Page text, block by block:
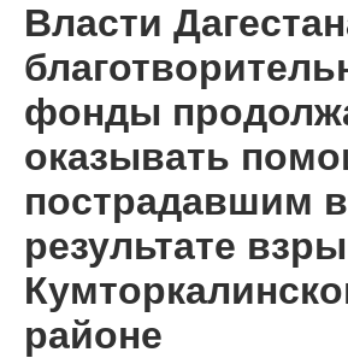
Власти
фонды
оказывать
пострадавшим в
результате
районе